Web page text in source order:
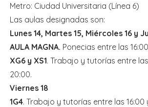
Metro: Ciudad Universitaria (Línea 6)
Las aulas designadas son:
Lunes 14, Martes 15, Miércoles 16 y
AULA MAGNA. Ponecias entre las
XG6 y XS1. Trabajo y tutorías entre las
20:00.
Viernes 18
1G4. Trabajo y tutorías entre las 16:00